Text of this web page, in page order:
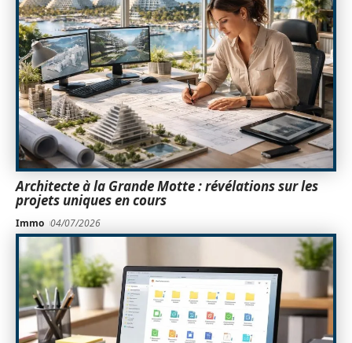
Architecte à la Grande Motte : révélations sur les
projets uniques en cours
Immo 04/07/2026